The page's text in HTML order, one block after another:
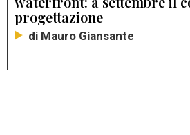
progettazione
di Mauro Giansante